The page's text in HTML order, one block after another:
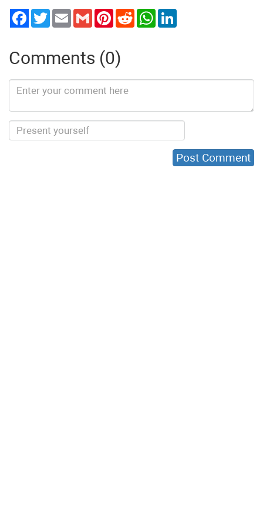
TwitterEmail Gmail PinterestReddit WhatsApp
Comments (0)